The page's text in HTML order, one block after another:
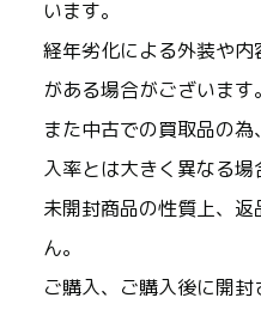
います。
経年劣化による外装や
がある場合がございます
また中古での買取品の
入率とは大きく異なる場
未開封商品の性質上、
ん。
ご購入、ご購入後に開